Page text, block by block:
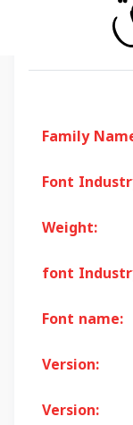
Family
Font
Weight:
font
Font name:
Version:
Version: